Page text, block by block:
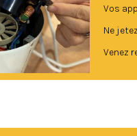
Vos
Ne
Venez